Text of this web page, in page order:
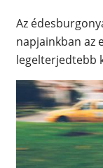
Az
napjainkban az
legelterjedtebb